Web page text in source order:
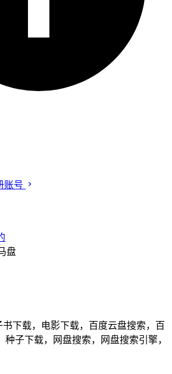
账号
盘
下载，电影下载，百度云盘搜索，百
种子下载，网盘搜索，网盘搜索引擎，